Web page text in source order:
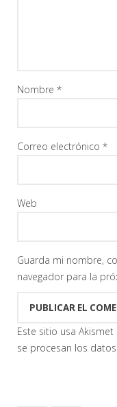
Nombre *
Correo electrónico *
Web
Guarda mi nombre,
navegador para la
Este sitio usa
se procesan los